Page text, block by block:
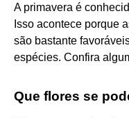
A primavera é
Isso acontece porque
são bastante
espécies. Confira
Que flores se